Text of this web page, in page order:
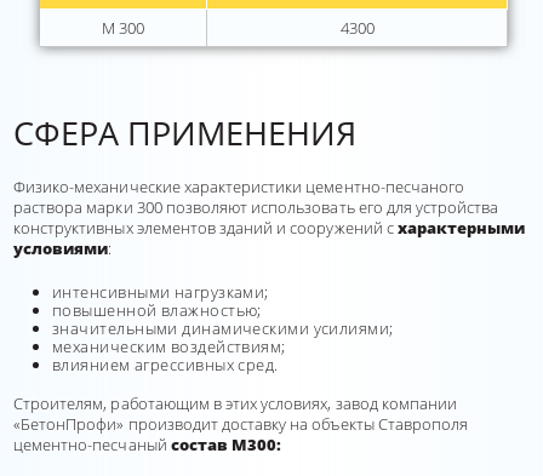
М 300 4300
СФЕРА ПРИМЕНЕНИЯ
Физико-механические характеристики цементно-песчаного
раствора марки 300 позволяют использовать его для устройства
конструктивных элементов зданий и сооружений схарактерными
условиями:
интенсивными нагрузками;
повышенной влажностью;
значительными динамическими усилиями;
механическим воздействиям;
влиянием агрессивных сред.
Строителям, работающим в этих условиях, завод компании
«БетонПрофи» производит доставку на объекты Ставрополя
цементно-песчаный состав М300: